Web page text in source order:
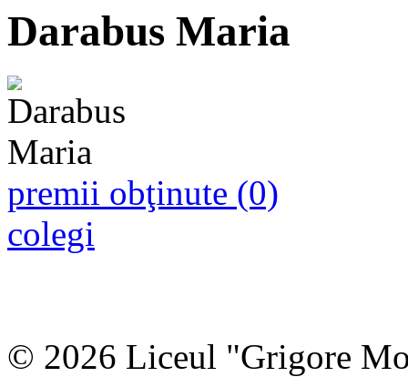
Darabus Maria
premii obţinute (0)
colegi
© 2026 Liceul "Grigore